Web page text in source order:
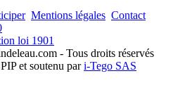
Mentions légales Contact
loi 1901
- Tous droits réservés
et soutenu pari-Tego SAS